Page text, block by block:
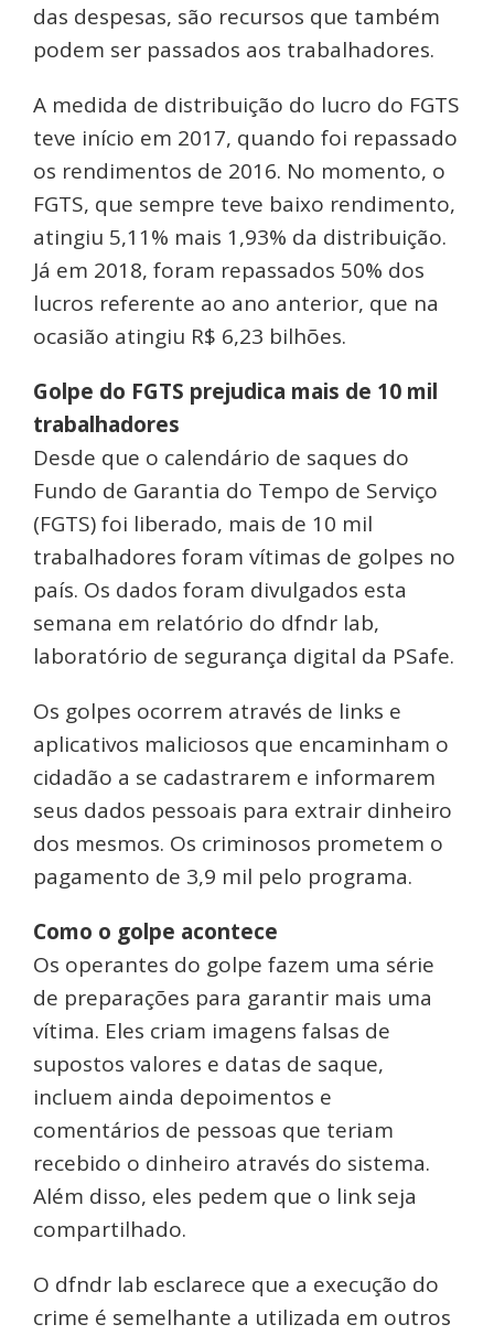
das despesas, são recursos que também
podem ser passados aos trabalhadores.
A medida de distribuição do lucro do FGTS
teve início em 2017, quando foi repassado
os rendimentos de 2016. No momento, o
FGTS, que sempre teve baixo rendimento,
atingiu 5,11% mais 1,93% da distribuição.
Já em 2018, foram repassados 50% dos
lucros referente ao ano anterior, que na
ocasião atingiu R$ 6,23 bilhões.
Golpe do FGTS prejudica mais de 10 mil
trabalhadores
Desde que o calendário de saques do
Fundo de Garantia do Tempo de Serviço
(FGTS) foi liberado, mais de 10 mil
trabalhadores foram vítimas de golpes no
país. Os dados foram divulgados esta
semana em relatório do dfndr lab,
laboratório de segurança digital da PSafe.
Os golpes ocorrem através de links e
aplicativos maliciosos que encaminham o
cidadão a se cadastrarem e informarem
seus dados pessoais para extrair dinheiro
dos mesmos. Os criminosos prometem o
pagamento de 3,9 mil pelo programa.
Como o golpe acontece
Os operantes do golpe fazem uma série
de preparações para garantir mais uma
vítima. Eles criam imagens falsas de
supostos valores e datas de saque,
incluem ainda depoimentos e
comentários de pessoas que teriam
recebido o dinheiro através do sistema.
Além disso, eles pedem que o link seja
compartilhado.
O dfndr lab esclarece que a execução do
crime é semelhante a utilizada em outros